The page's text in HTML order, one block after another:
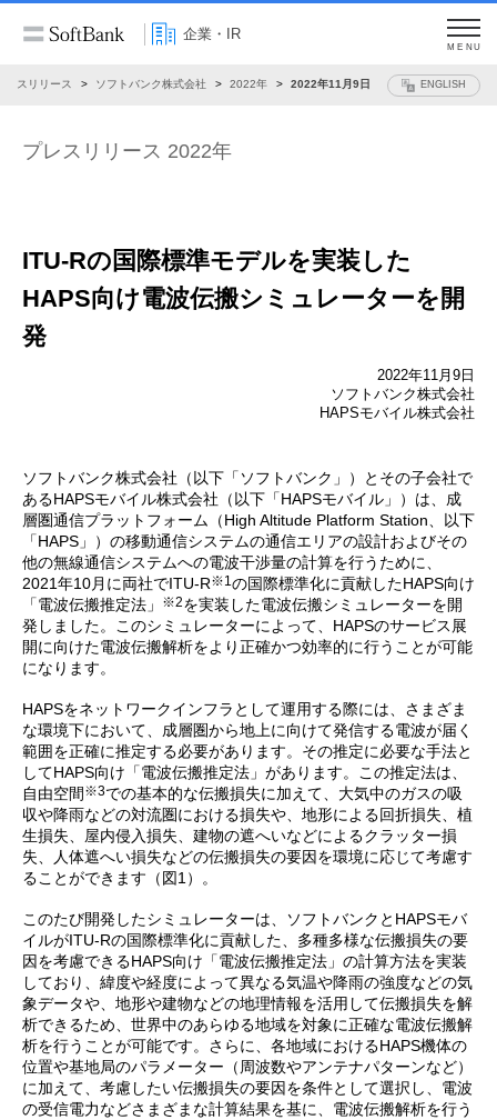
企業・IR
MENU
レスリリース ソフトバンク株式会社 2022年 2022年11月9日 ENGLISH
プレスリリース 2022年
ITU-Rの国際標準モデルを実装した
HAPS向け電波伝搬シミュレーターを開
発
2022年11月9日
ソフトバンク株式会社
HAPSモバイル株式会社
ソフトバンク株式会社（以下「ソフトバンク」）とその子会社で
あるHAPSモバイル株式会社（以下「HAPSモバイル」）は、成
層圏通信プラットフォーム（High Altitude Platform Station、以下
「HAPS」）の移動通信システムの通信エリアの設計およびその
他の無線通信システムへの電波干渉量の計算を行うために、
2021年10月に両社でITU-R※1の国際標準化に貢献したHAPS向け
「電波伝搬推定法」
※2を実装した電波伝搬シミュレーターを開
発しました。このシミュレーターによって、HAPSのサービス展
開に向けた電波伝搬解析をより正確かつ効率的に行うことが可能
になります。
HAPSをネットワークインフラとして運用する際には、さまざま
な環境下において、成層圏から地上に向けて発信する電波が届く
範囲を正確に推定する必要があります。その推定に必要な手法と
してHAPS向け「電波伝搬推定法」があります。この推定法は、
自由空間 ※3での基本的な伝搬損失に加えて、大気中のガスの吸
収や降雨などの対流圏における損失や、地形による回折損失、植
生損失、屋内侵入損失、建物の遮へいなどによるクラッター損
失、人体遮へい損失などの伝搬損失の要因を環境に応じて考慮す
ることができます（図1）。
このたび開発したシミュレーターは、ソフトバンクとHAPSモバ
イルがITU-Rの国際標準化に貢献した、多種多様な伝搬損失の要
因を考慮できるHAPS向け「電波伝搬推定法」の計算方法を実装
しており、緯度や経度によって異なる気温や降雨の強度などの気
象データや、地形や建物などの地理情報を活用して伝搬損失を解
析できるため、世界中のあらゆる地域を対象に正確な電波伝搬解
析を行うことが可能です。さらに、各地域におけるHAPS機体の
位置や基地局のパラメーター（周波数やアンテナパターンなど）
に加えて、考慮したい伝搬損失の要因を条件として選択し、電波
の受信電力などさまざまな計算結果を基に、電波伝搬解析を行う